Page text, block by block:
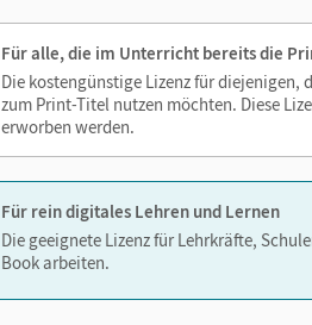
Für alle, die im Unterricht bereits die
Die kostengünstige Lizenz für diejenigen,
zum Print-Titel nutzen möchten. Diese
erworben werden.
Für rein digitales Lehren und Lernen
Die geeignete Lizenz für Lehrkräfte,
Book arbeiten.